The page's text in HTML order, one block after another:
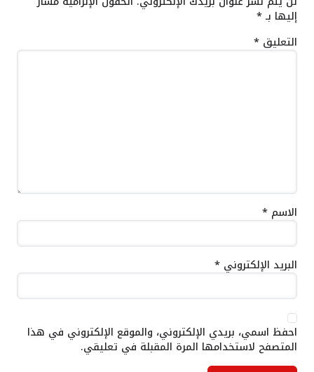
إليها بـ*
التعليق *
الاسم *
البريد الإلكتروني *
احفظ اسمي، بريدي الإلكتروني، والموقع الإلكتروني في هذا
المتصفح لاستخدامها المرة المقبلة في تعليقي.